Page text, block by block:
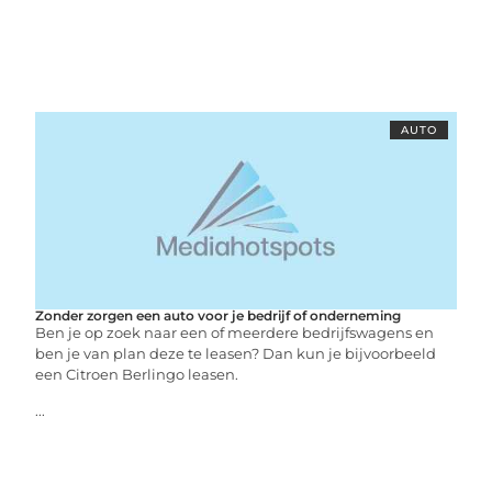
AUTO
Zonder zorgen een auto voor je bedrijf of onderneming
Ben je op zoek naar een of meerdere bedrijfswagens en
ben je van plan deze te leasen? Dan kun je bijvoorbeeld
een Citroen Berlingo leasen.
...